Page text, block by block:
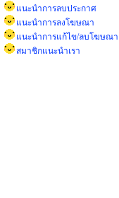
แนะนำการลบประกาศ
แนะนำการลงโฆษณา
แนะนำการแก้ไข/ลบโฆษณา
สมาชิกแนะนำเรา